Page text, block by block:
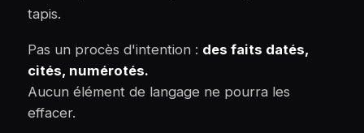
tapis.
Pas un procès d'intention : des faits datés,
cités, numérotés.
Aucun élément de langage ne pourra les
effacer.